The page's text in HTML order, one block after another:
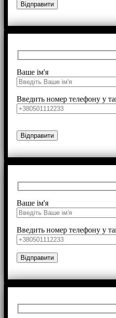
Ваше ім'я
Введить номер телефону у
Ваше ім'я
Введить номер телефону у